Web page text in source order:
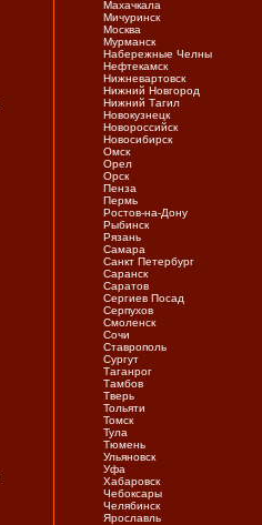
Махачкала
Мичуринск
Москва
Мурманск
Набережные Челны
Нефтекамск
Нижневартовск
Нижний Новгород
Нижний Тагил
Новокузнецк
Новороссийск
Новосибирск
Омск
Орел
Орск
Пенза
Пермь
Ростов-на-Дону
Рыбинск
Рязань
Самара
Санкт Петербург
Саранск
Саратов
Сергиев Посад
Серпухов
Смоленск
Сочи
Ставрополь
Сургут
Таганрог
Тамбов
Тверь
Тольяти
Томск
Тула
Тюмень
Ульяновск
Уфа
Хабаровск
Чебоксары
Челябинск
Ярослaвль